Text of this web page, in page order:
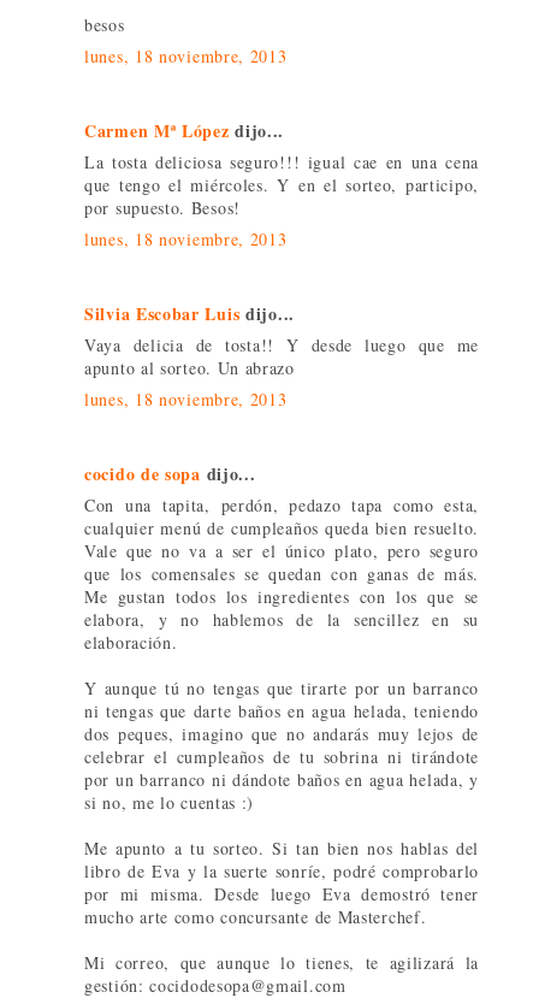
besos
lunes, 18 noviembre, 2013
Carmen Mª López dijo...
La tosta deliciosa seguro!!! igual cae en una cena
que tengo el miércoles. Y en el sorteo, participo,
por supuesto. Besos!
lunes, 18 noviembre, 2013
Silvia Escobar Luis dijo...
Vaya delicia de tosta!! Y desde luego que me
apunto al sorteo. Un abrazo
lunes, 18 noviembre, 2013
cocido de sopa dijo...
Con una tapita, perdón, pedazo tapa como esta,
cualquier menú de cumpleaños queda bien resuelto.
Vale que no va a ser el único plato, pero seguro
que los comensales se quedan con ganas de más.
Me gustan todos los ingredientes con los que se
elabora, y no hablemos de la sencillez en su
elaboración.
Y aunque tú no tengas que tirarte por un barranco
ni tengas que darte baños en agua helada, teniendo
dos peques, imagino que no andarás muy lejos de
celebrar el cumpleaños de tu sobrina ni tirándote
por un barranco ni dándote baños en agua helada, y
si no, me lo cuentas :)
Me apunto a tu sorteo. Si tan bien nos hablas del
libro de Eva y la suerte sonríe, podré comprobarlo
por mi misma. Desde luego Eva demostró tener
mucho arte como concursante de Masterchef.
Mi correo, que aunque lo tienes, te agilizará la
gestión: cocidodesopa@gmail.com